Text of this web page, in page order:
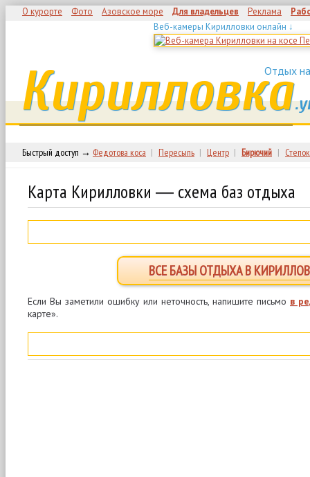
О курорте Фото Азовское море Для владельцев Реклама
Веб-камеры Кирилловки онлайн ↓
Отдых
Кирилловка
Быстрый доступ → Федотова коса | Пересыпь | Центр | Бирючий | Степок
Карта Кирилловки ― схема баз отдыха
ВСЕ БАЗЫ ОТДЫХА В
Если Вы заметили ошибку или неточность, напишите письмо в
карте».